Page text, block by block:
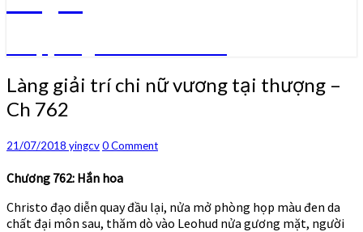
Làng
giải
trí
nữ
tại
–
Ch
Làng giải trí chi nữ vương tại thượng –
Ch 762
21/07/2018 yingcvComments
0 Comment
Chương 762: Hắn hoa
Christo đạo diễn quay đầu lại, nửa mở phòng họp màu đen da
chất đại môn sau, thăm dò vào Leohud nửa gương mặt, người